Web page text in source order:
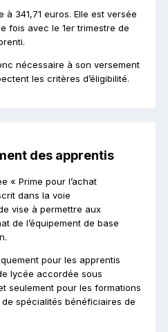
à 341,71 euros. Elle est versée
fois avec le 1er trimestre de
nécessaire à son versement
les critères d’éligibilité.
des apprentis
« Prime pour l’achat
dans la voie
vise à permettre aux
de l’équipement de base
pour les apprentis
lycée accordée sous
seulement pour les formations
spécialités bénéficiaires de